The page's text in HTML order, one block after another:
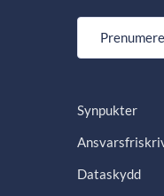
Synpukter
Dataskydd